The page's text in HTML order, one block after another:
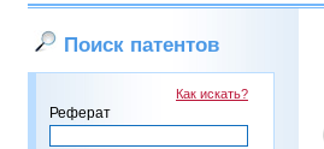
Поиск патентов
Как искать?
Реферат